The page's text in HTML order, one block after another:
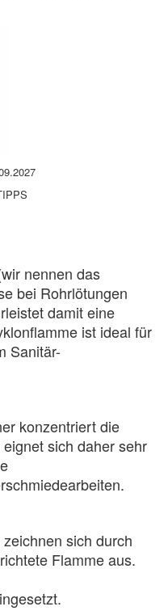
nennen das
bei Rohrlötungen
damit eine
ist ideal für
Sanitär-
konzentriert die
sich daher sehr
sich durch
Flamme aus.